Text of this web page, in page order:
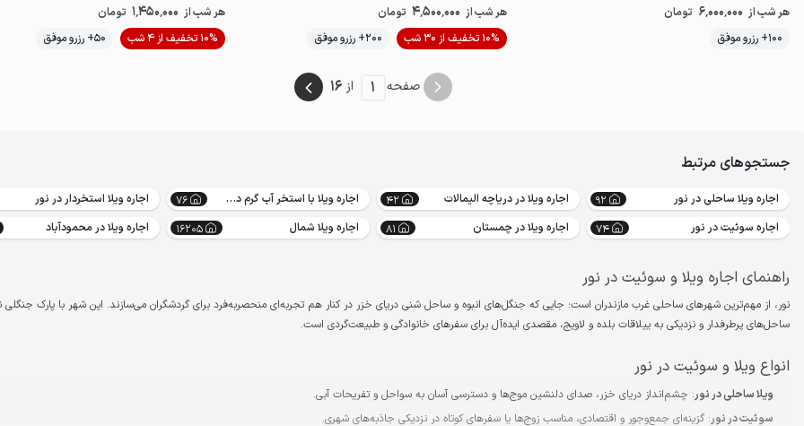
هر شب از 6٬000٬000 تومان
100+ رزرو موفق
ضدعفونی‌شده پت‌نواز موقعیت در نقشه
هر شب از 4٬500٬000 تومان
10% تخفیف از 30 شب
200+ رزرو موفق لب آب
هر شب از 1٬450٬000 تومان
10% تخفیف از 4 شب
50+ رزرو موفق
صفحه 1 از 16
جستجوهای مرتبط
اجاره ویلا ساحلی در نور 92 اجاره ویلا در دریاچه الیمالات 42 اجاره ویلا با استخر آب گرم در نور 76 اجاره ویلا استخردار در نور
اجاره سوئیت در نور
74 اجاره ویلا در چمستان 81 اجاره ویلا شمال 16205 اجاره ویلا در محمودآباد
راهنمای اجاره ویلا و سوئیت در نور
نور، از مهم‌ترین شهرهای ساحلی غرب مازندران است؛ جایی که جنگل‌های انبوه و ساحل شنی دریای خزر در کنار هم تجربه‌ای منحصربه‌فرد برای گردشگران می‌سازند. این شهر با پارک جنگلی
ساحل‌های پرطرفدار و نزدیکی به ییلاقات بلده و لاویج، مقصدی ایده‌آل برای سفرهای خانوادگی و طبیعت‌گردی است.
انواع ویلا و سوئیت در نور
ویلا ساحلی در نور: چشم‌انداز دریای خزر، صدای دلنشین موج‌ها و دسترسی آسان به سواحل و تفریحات آبی.
سوئیت در نور: گزینه‌ای جمع‌وجور و اقتصادی، مناسب زوج‌ها یا سفرهای کوتاه در نزدیکی جاذبه‌های شهری.